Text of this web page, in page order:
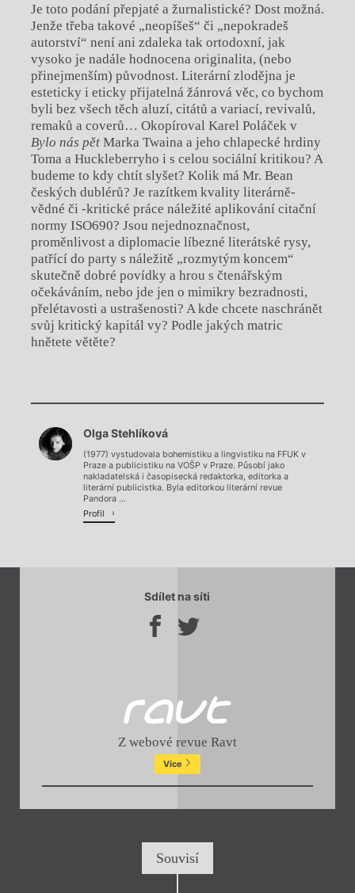
Je toto podání přepjaté a žurnalistické? Dost možná.
Jenže třeba takové „neopíšeš“ či „nepokradeš
autorství“ není ani zdaleka tak ortodoxní, jak
vysoko je nadále hodnocena originalita, (nebo
přinejmenším) původnost. Literární zlodějna je
esteticky i eticky přijatelná žánrová věc, co bychom
byli bez všech těch aluzí, citátů a variací, revivalů,
remaků a coverů… Okopíroval Karel Poláček v
Bylo nás pětMarka Twaina a jeho chlapecké hrdiny
Toma a Huckleberryho i s celou sociální kritikou? A
budeme to kdy chtít slyšet? Kolik má Mr. Bean
českých dublérů? Je razítkem kvality literárně-
vědné či -kritické práce náležité aplikování citační
normy ISO690? Jsou nejednoznačnost,
proměnlivost a diplomacie líbezné literátské rysy,
patřící do party s náležitě „rozmytým koncem“
skutečně dobré povídky a hrou s čtenářským
očekáváním, nebo jde jen o mimikry bezradnosti,
přelétavosti a ustrašenosti? A kde chcete naschránět
svůj kritický kapitál vy? Podle jakých matric
hnětete větěte?
Chviličku.
Načítá se.
Olga Stehlíková
(1977) vystudovala bohemistiku a lingvistiku na FFUK v
Praze a publicistiku na VOŠP v Praze. Působí jako
nakladatelská i časopisecká redaktorka, editorka a
literární publicistka. Byla editorkou literární revue
Pandora ...
Profil
Sdílet na síti
Z webové revue Ravt
Více
Souvisí